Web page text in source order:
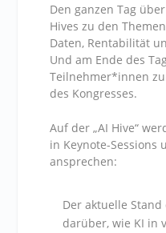
Den ganzen Tag
Hives zu den
Daten, Rentabilität
Und am Ende des
Teilnehmer*innen
des Kongresses.‍
Auf der „AI Hive“
in Keynote-Sessions
ansprechen:
Der aktuelle
darüber, wie KI in